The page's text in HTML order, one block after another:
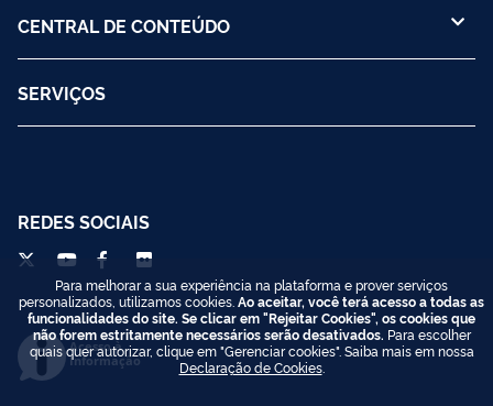
CENTRAL DE CONTEÚDO
SERVIÇOS
REDES SOCIAIS
Acesso à
Informação
Para melhorar a sua experiência na plataforma e prover serviços
personalizados, utilizamos cookies. Ao aceitar, você terá acesso a todas as
funcionalidades do site. Se clicar em "Rejeitar Cookies", os cookies que
não forem estritamente necessários serão desativados. Para escolher
quais quer autorizar, clique em "Gerenciar cookies". Saiba mais em nossa
Declaração de Cookies.